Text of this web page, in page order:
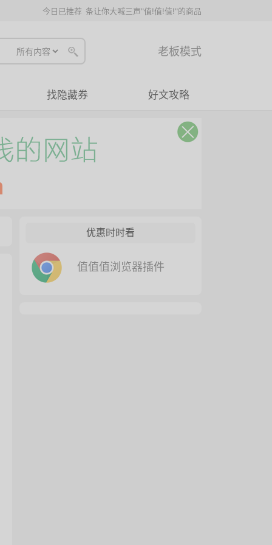
今日已推荐 条让你大喊三声"值!值!值!"的商品
老板模式
找隐藏券 好文攻略
优惠时时看
值值值浏览器插件